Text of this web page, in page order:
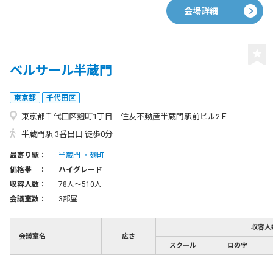
会場詳細
ベルサール半蔵門
東京都 千代田区
東京都千代田区麹町1丁目 住友不動産半蔵門駅前ビル2Ｆ
半蔵門駅 3番出口 徒歩0分
最寄り駅： 半蔵門
麹町
価格帯 ：
ハイグレード
収容人数：
78人〜510人
会議室数：
3部屋
会議室名 広さ
収容人
スクール ロの字